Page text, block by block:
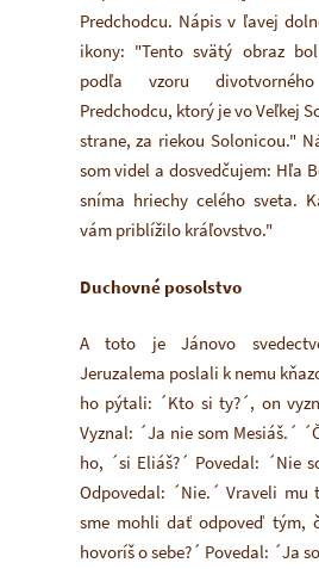
Predchodcu. Nápis v ľavej
ikony: "Tento svätý obraz
podľa vzoru
Predchodcu, ktorý je vo Veľkej
strane, za riekou Solonicou."
som videl a dosvedčujem: Hľa
sníma hriechy celého sveta.
vám priblížilo kráľovstvo."
Duchovné posolstvo
A toto je Jánovo
Jeruzalema poslali k nemu
ho pýtali: ´Kto si ty?´, on
Vyznal: ´Ja nie som Mesiáš.´
ho, ´si Eliáš?´ Povedal: ´Nie
Odpovedal: ´Nie.´ Vraveli mu
sme mohli dať odpoveď tým,
hovoríš o sebe?´ Povedal: ´Ja